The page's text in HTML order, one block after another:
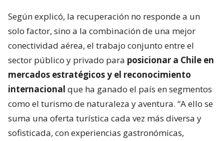
Según explicó, la recuperación no responde a un
solo factor, sino a la combinación de una mejor
conectividad aérea, el trabajo conjunto entre el
sector público y privado para posicionar a Chile en
mercados estratégicos y el reconocimiento
internacional que ha ganado el país en segmentos
como el turismo de naturaleza y aventura. “A ello se
suma una oferta turística cada vez más diversa y
sofisticada, con experiencias gastronómicas,